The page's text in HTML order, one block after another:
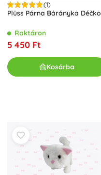
(1)
Plüss Párna Bárányka Déčko
Raktáron
5 450 Ft
Kosárba